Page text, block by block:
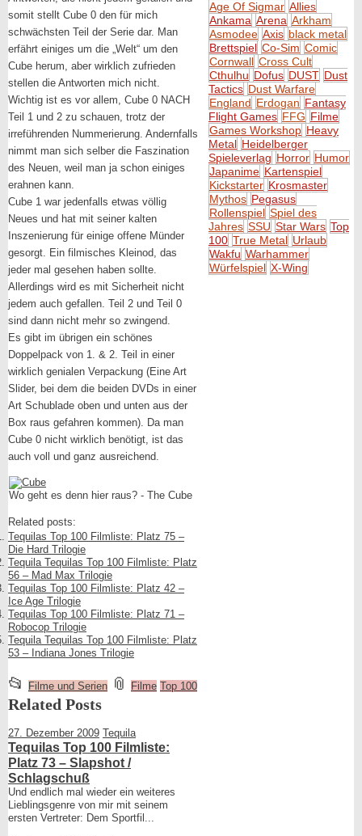
somit stellt Cube 0 den für mich
schwächsten Teil der Serie dar. Man
erfährt einiges um die „Welt“ um den
Cube herum, aber wirklich zufrieden
stellen die Antworten mich nicht.
Wichtig ist es vor allem, Cube 0 NACH
Teil 1 und 2 zu schauen, trotz der
irreführenden Nummerierung. Andernfalls
nimmt man sich selber die Faszination
des Neuen, weil man ja schon einiges
erahnen kann.
Cube 1 war jedenfalls etwas völlig
Neues und hat mit seiner kalten
Inszenierung für einige offene Münder
gesorgt. Ein filmisches Kleinod, das
jeder mal gesehen haben sollte.
Allerdings wird es mit Sicherheit nicht
jedem auch gefallen. Teil 2 und Teil 0
sind dann nicht mehr so zwingend.
Es gibt im übrigen ein schönes
Doppelpack von 1. & 2. Teil in einer
wirklich genialen Verpackung (Eine Art
Slider, bei dem die beiden DVDs in einer
Art Schublade oben und unten aus der
Box raus gefahren kommen). Da man
Cube 0 nicht wirklich benötigt, ist das
auch voll und ganz ausreichend.
Wo geht es denn hier raus? - The Cube
Related posts:
Tequilas Top 100 Filmliste: Platz 75 –
Die Hard Trilogie
Tequila Tequilas Top 100 Filmliste: Platz
56 – Mad Max Trilogie
Tequilas Top 100 Filmliste: Platz 42 –
Ice Age Trilogie
Tequilas Top 100 Filmliste: Platz 71 –
Robocop Trilogie
Tequila Tequilas Top 100 Filmliste: Platz
53 – Indiana Jones Trilogie
📂 This
entry
posted
in
Filme und Serien 📎 and
Filme Top 100
Related Posts
27. Dezember 2009 Tequila
Tequilas Top 100 Filmliste:
Platz 73 – Slapshot /
Schlagschuß
Und endlich mal wieder ein weiteres
Lieblingsgenre von mir mit seinem
ersten Vertreter: Dem Sportfil...
Age Of Sigmar Allies
Ankama Arena Arkham
Asmodee Axis black metal
Brettspiel Co-Sim Comic
Cornwall Cross Cult
Cthulhu Dofus DUST Dust
Tactics Dust Warfare
England Erdogan Fantasy
Flight Games FFG Filme
Games Workshop Heavy
Metal Heidelberger
Spieleverlag Horror Humor
Japanime Kartenspiel
Kickstarter Krosmaster
Mythos Pegasus
Rollenspiel Spiel des
Jahres SSU Star Wars Top
100 True Metal Urlaub
Wakfu Warhammer
Würfelspiel X-Wing